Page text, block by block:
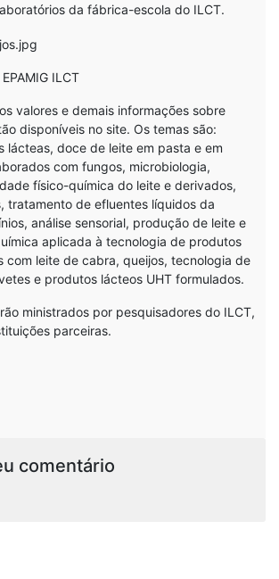
da fábrica-escola do ILCT.
ILCT
valores e demais informações sobre
disponíveis no site. Os temas são:
lácteas, doce de leite em pasta e em
com fungos, microbiologia,
físico-química do leite e derivados,
tratamento de efluentes líquidos da
análise sensorial, produção de leite e
aplicada à tecnologia de produtos
com leite de cabra, queijos, tecnologia de
e produtos lácteos UHT formulados.
ministrados por pesquisadores do ILCT,
parceiras.
comentário